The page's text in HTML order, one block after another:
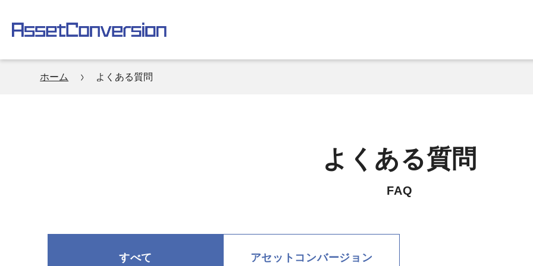
ホーム よくある質問
よくある質問
FAQ
すべて アセットコンバージョン